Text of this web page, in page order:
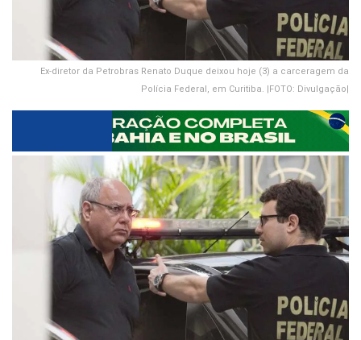
Ex-diretor da Petrobras Renato Duque deixou hoje (3) a carceragem da
Polícia Federal, em Curitiba. |FOTO: Divulgação|